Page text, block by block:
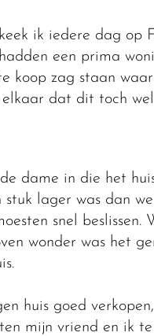
ik iedere dag op
een prima
koop zag staan
dat dit toch wel
dame in die het
lager was dan
snel
wonder was het
huis goed
mijn vriend en ik